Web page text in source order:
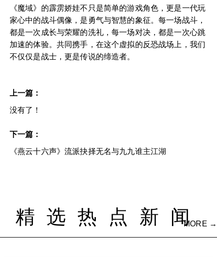
《魔域》的霹雳娇娃不只是简单的游戏角色，更是一代玩
家心中的战斗偶像，是勇气与智慧的象征。每一场战斗，
都是一次成长与荣耀的洗礼，每一场对决，都是一次心跳
加速的体验。共同携手，在这个虚拟的反恐战场上，我们
不仅仅是战士，更是传说的缔造者。
上一篇：
没有了！
下一篇：
《燕云十六声》流派抉择无名与九九谁主江湖
精选热点新闻
MORE →